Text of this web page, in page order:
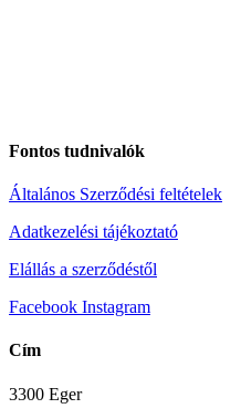
Fontos tudnivalók
Általános Szerződési feltételek
Adatkezelési tájékoztató
Elállás a szerződéstől
Facebook Instagram
Cím
3300 Eger